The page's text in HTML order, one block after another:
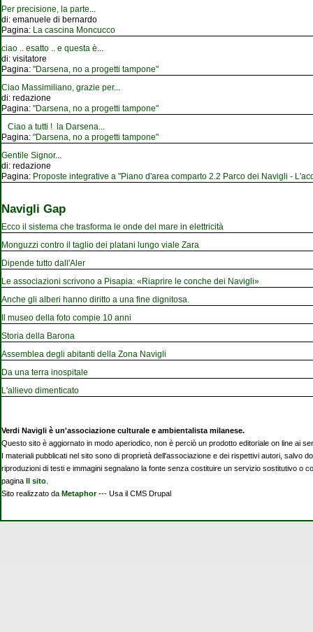
Per precisione, la parte
di: emanuele di bernardo
Pagina: La cascina Moncucco
ciao .. esatto .. e questa è
di: visitatore
Pagina: "Darsena, no a progetti tampone"
Ciao Massimiliano, grazie per...
di: redazione
Pagina: "Darsena, no a progetti tampone"
Ciao a tutti ! la Darsena
Pagina: "Darsena, no a progetti tampone"
Gentile Signor...
di: redazione
Pagina: Proposte integrative a "Piano d'area comparto 2.2 Parco dei Navigli -
Navigli Gap
Ecco il sistema che trasforma le onde del mare in elettricità
Monguzzi contro il taglio dei platani lungo viale Zara
Dipende tutto dall'Aler
Le associazioni scrivono a Pisapia: «Riaprire le conche dei Navigli»
Anche gli alberi hanno diritto a una fine dignitosa.
Il museo della foto compie 10 anni
Storia della Barona
Assemblea degli abitanti della Zona Navigli
Da una terra inospitale
L'allievo dimenticato
Verdi Navigli è un'associazione culturale e ambientalista milanese.
Questo sito è aggiornato in modo aperiodico, non è perciò un prodotto editoriale on line ai
I materiali pubblicati nel sito sono di proprietà dell'associazione e dei rispettivi autori, salvo
riproduzioni di testi e immagini segnalano la fonte senza costituire un servizio sostitutivo o
pagina Il sito
Sito realizzato da Metaphor--- Usa il CMS Drupal